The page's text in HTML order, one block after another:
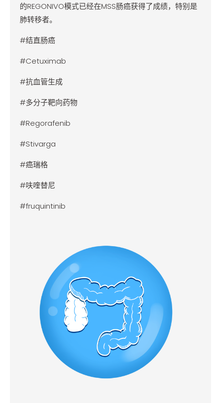
的REGONIVO模式已经在MSS肠癌获得了成绩，特别是
肺转移者。
#结直肠癌
#Cetuximab
#抗血管生成
#多分子靶向药物
#Regorafenib
#Stivarga
#癌瑞格
#呋喹替尼
#fruquintinib